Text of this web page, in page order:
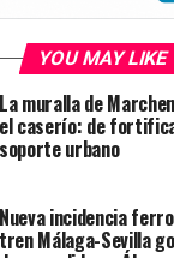
YOU MAY LIKE
La muralla de
el caserío: de
soporte urbano
Nueva incidencia
tren Málaga-Sevilla